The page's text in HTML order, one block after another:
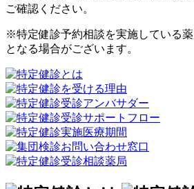
ご確認ください。
※特定健診予約相談を実施している
となる場合がございます。